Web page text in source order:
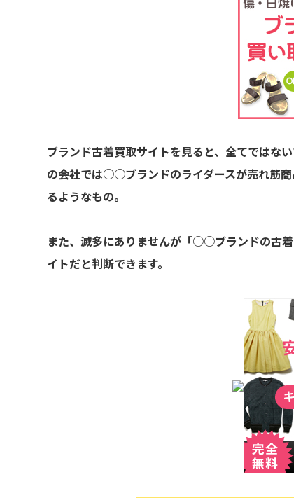
ブランド古着買取サイトを見ると、全てではな
の会社では○○ブランドのライダースが売れ筋
るようなもの。
また、滅多にありませんが「○○ブランドの古
イトだと判断できます。